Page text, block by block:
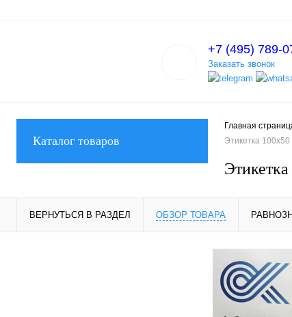
+7 (495) 789-
Заказать звонок
Каталог товаров
Главная
Этикетка
ВЕРНУТЬСЯ В РАЗДЕЛ ОБЗОР ТОВАРА